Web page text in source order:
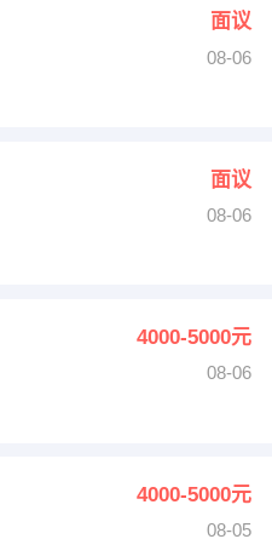
面议
08-06
面议
08-06
4000-5000元
08-06
4000-5000元
08-05